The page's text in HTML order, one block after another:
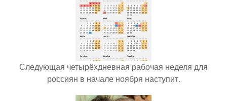
Следующая четырёхдневная рабочая неделя для
россиян в начале ноября наступит.